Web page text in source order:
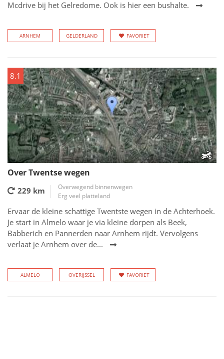
Mcdrive bij het Gelredome. Ook is hier een bushalte.
ARNHEM GELDERLAND FAVORIET
8.1
Over Twentse wegen
229 km
Overwegend binnenwegen
Erg veel platteland
Ervaar de kleine schattige Twentste wegen in de Achterhoek.
Je start in Almelo waar je via kleine dorpen als Beek,
Babberich en Pannerden naar Arnhem rijdt. Vervolgens
verlaat je Arnhem over de...
ALMELO OVERIJSSEL FAVORIET